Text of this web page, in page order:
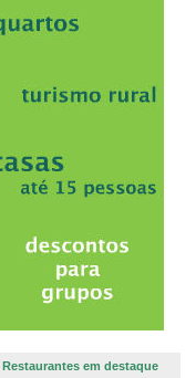
Restaurantes em destaque